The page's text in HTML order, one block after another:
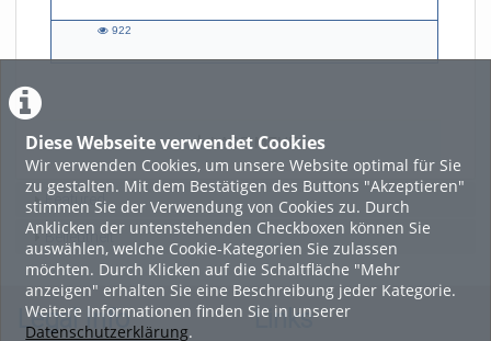
Diese Webseite verwendet Cookies
Wir verwenden Cookies, um unsere Website optimal für Sie
zu gestalten. Mit dem Bestätigen des Buttons "Akzeptieren"
stimmen Sie der Verwendung von Cookies zu. Durch
Anklicken der untenstehenden Checkboxen können Sie
auswählen, welche Cookie-Kategorien Sie zulassen
möchten. Durch Klicken auf die Schaltfläche "Mehr
anzeigen" erhalten Sie eine Beschreibung jeder Kategorie.
Weitere Informationen finden Sie in unserer
Datenschutzerklärung.
922
LADE MEHR
Featured
Beliebtheit
Legal Info Links